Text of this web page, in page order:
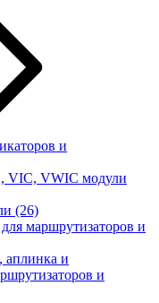
и
VIC, VWIC модули
(26)
маршрутизаторов и
аплинка и
и